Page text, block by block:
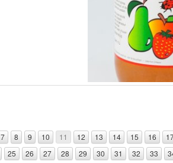
7 8 9 10 11 12 13 14 15 16
25 26 27 28 29 30 31 32 33